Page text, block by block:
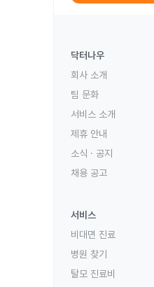
닥터나우
회사 소개
팀 문화
서비스 소개
제휴 안내
소식 · 공지
채용 공고
서비스
비대면 진료
병원 찾기
탈모 진료비